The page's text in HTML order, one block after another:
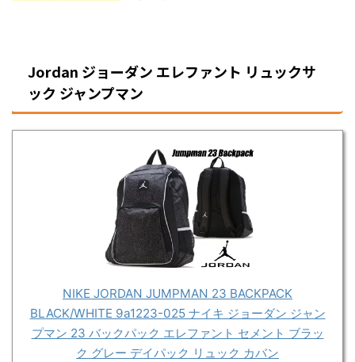
Jordan ジョーダン エレファント リュックサ
ック ジャンプマン
NIKE JORDAN JUMPMAN 23 BACKPACK
BLACK/WHITE 9a1223-025 ナイキ ジョーダン ジャン
プマン 23 バックパック エレファント セメント ブラッ
ク グレー デイパック リュック カバン